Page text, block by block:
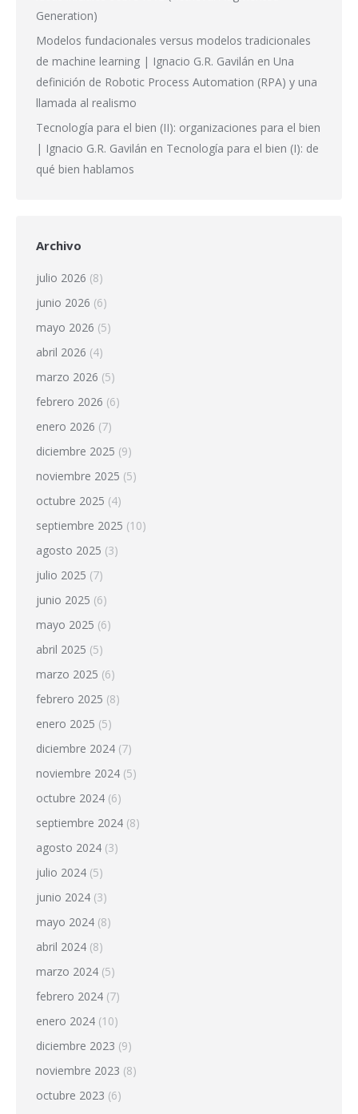
Generation)
Modelos fundacionales versus modelos tradicionales
de machine learning | Ignacio G.R. Gavilán en Una
definición de Robotic Process Automation (RPA) y una
llamada al realismo
Tecnología para el bien (II): organizaciones para el bien
| Ignacio G.R. Gavilán en Tecnología para el bien (I): de
qué bien hablamos
Archivo
julio 2026 (8)
junio 2026 (6)
mayo 2026 (5)
abril 2026 (4)
marzo 2026 (5)
febrero 2026 (6)
enero 2026 (7)
diciembre 2025 (9)
noviembre 2025 (5)
octubre 2025 (4)
septiembre 2025 (10)
agosto 2025 (3)
julio 2025 (7)
junio 2025 (6)
mayo 2025 (6)
abril 2025 (5)
marzo 2025 (6)
febrero 2025 (8)
enero 2025 (5)
diciembre 2024 (7)
noviembre 2024 (5)
octubre 2024 (6)
septiembre 2024 (8)
agosto 2024 (3)
julio 2024 (5)
junio 2024 (3)
mayo 2024 (8)
abril 2024 (8)
marzo 2024 (5)
febrero 2024 (7)
enero 2024 (10)
diciembre 2023 (9)
noviembre 2023 (8)
octubre 2023 (6)